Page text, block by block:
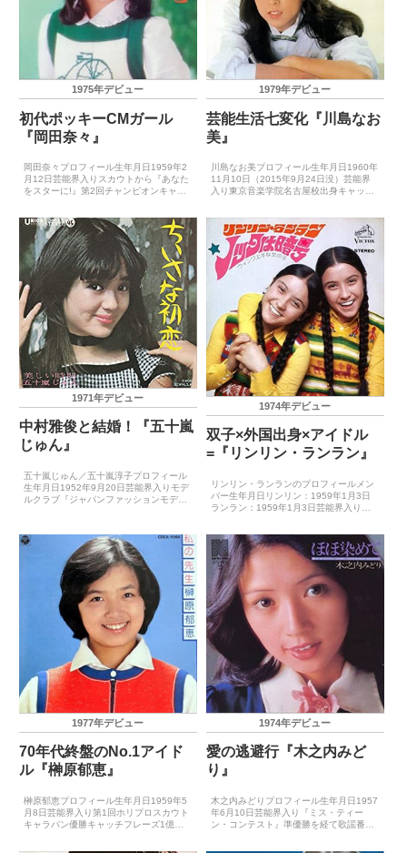
1975年デビュー
初代ポッキーCMガール
『岡田奈々』
岡田奈々プロフィール生年月日1959年2
月12日芸能界入りスカウトから『あなた
をスターに!』第2回チャンピオンキャッ
（最優秀新人賞）－主要音楽祭受賞歴
（大賞）－ゴ...
1979年デビュー
芸能生活七変化『川島なお
美』
川島なお美プロフィール生年月日1960年
11月10日（2015年9月24日没）芸能界
入り東京音楽学院名古屋校出身キャッチ
歴（最優秀新人賞）－主要音楽祭受賞歴
（...
1971年デビュー
中村雅俊と結婚！『五十嵐
じゅん』
五十嵐じゅん／五十嵐淳子プロフィール
生年月日1952年9月20日芸能界入りモデ
ルクラブ『ジャパンファッションモデル
方） 主要音楽祭受賞歴（最優秀新人賞）
－主要音楽祭受...
1974年デビュー
双子×外国出身×アイドル
=『リンリン・ランラン』
リンリン・ランランのプロフィールメン
バー生年月日リンリン：1959年1月3日
ランラン：1959年1月3日芸能界入り香
日（恋のインディアン人形）主要音楽祭
受賞歴（最...
1977年デビュー
70年代終盤のNo.1アイド
ル『榊原郁恵』
榊原郁恵プロフィール生年月日1959年5
月8日芸能界入り第1回ホリプロスカウト
キャラバン優勝キャッチフレーズ1億円
1974年デビュー
愛の逃避行『木之内みど
り』
木之内みどりプロフィール生年月日1957
年6月10日芸能界入り『ミス・ティー
ン・コンテスト』準優勝を経て歌謡番組